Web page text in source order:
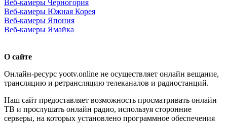
Веб-камеры Черногория
Веб-камеры Южная Корея
Веб-камеры Япония
Веб-камеры Ямайка
О сайте
Онлайн-ресурс yootv.online не осуществляет онлайн вещание,
трансляцию и ретрансляцию телеканалов и радиостанций.
Наш сайт предоставляет возможность просматривать онлайн
ТВ и прослушать онлайн радио, используя сторонние
серверы, на которых установлено программное обеспечения